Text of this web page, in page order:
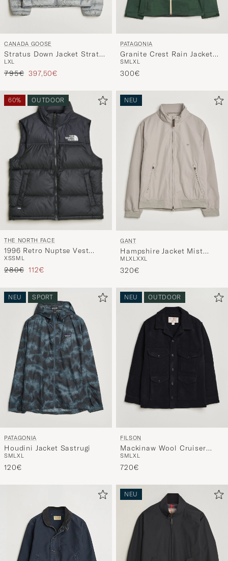
CANADA GOOSE
Stratus Down Jacket Stratus
Grey
L XL
Regulärer Preis
795€ Reduzierter Preis
397,50€
PATAGONIA
Granite Crest Rain Jacket
Treeline Green
SMLXL
300€
60% OUTDOOR
THE NORTH FACE
1996 Retro Nuptse Vest
Black
XSSM L
Regulärer Preis
280€ Reduzierter Preis
112€
NEU
GANT
Hampshire Jacket Mist
Taupe
M LXL XXL
320€
NEU SPORT
PATAGONIA
Houdini Jacket Sastrugi
SMLXL
120€
NEU OUTDOOR
FILSON
Mackinaw Wool Cruiser
Dark Navy
SMLXL
720€
NEU